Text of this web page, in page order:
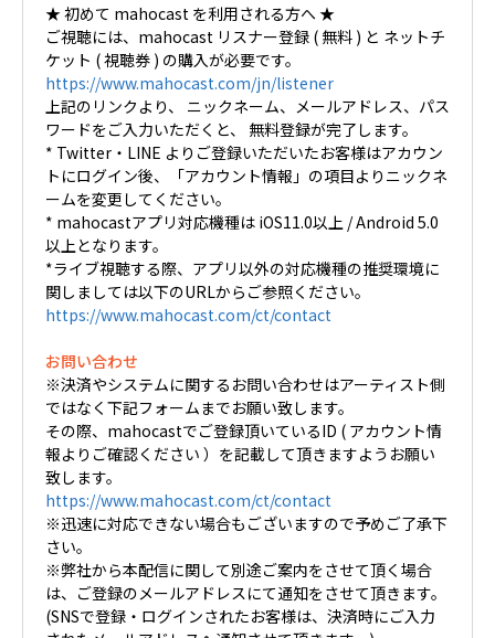
★ 初めて mahocast を利用される方へ ★
ご視聴には、mahocast リスナー登録 ( 無料 ) と ネットチ
ケット ( 視聴券 ) の購入が必要です。
https://www.mahocast.com/jn/listener
上記のリンクより、 ニックネーム、メールアドレス、パス
ワードをご入力いただくと、 無料登録が完了します。
* Twitter・LINE よりご登録いただいたお客様はアカウン
トにログイン後、「アカウント情報」の項目よりニックネ
ームを変更してください。
* mahocastアプリ対応機種は iOS11.0以上 / Android 5.0
以上となります。
*ライブ視聴する際、アプリ以外の対応機種の推奨環境に
関しましては以下のURLからご参照ください。
https://www.mahocast.com/ct/contact
お問い合わせ
※決済やシステムに関するお問い合わせはアーティスト側
ではなく下記フォームまでお願い致します。
その際、mahocastでご登録頂いているID ( アカウント情
報よりご確認ください ）を記載して頂きますようお願い
致します。
https://www.mahocast.com/ct/contact
※迅速に対応できない場合もございますので予めご了承下
さい。
※弊社から本配信に関して別途ご案内をさせて頂く場合
は、ご登録のメールアドレスにて通知をさせて頂きます。
(SNSで登録・ログインされたお客様は、決済時にご入力